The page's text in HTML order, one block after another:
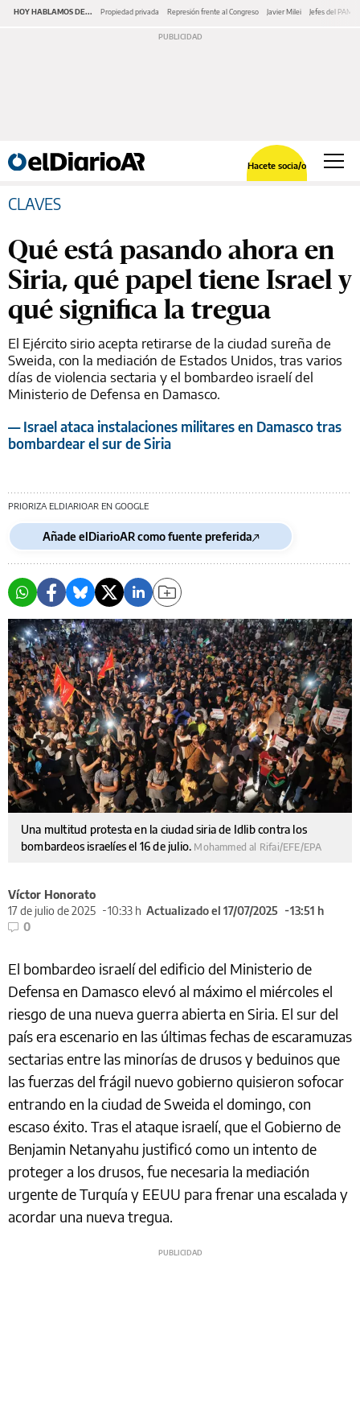
HOY HABLAMOS DE... Propiedad privada Represión frente al Congreso Javier Milei Jefes del PAMI
Hacete socia/o
CLAVES
Qué está pasando ahora en
Siria, qué papel tiene Israel y
qué significa la tregua
El Ejército sirio acepta retirarse de la ciudad sureña de
Sweida, con la mediación de Estados Unidos, tras varios
días de violencia sectaria y el bombardeo israelí del
Ministerio de Defensa en Damasco.
— Israel ataca instalaciones militares en Damasco tras
bombardear el sur de Siria
PRIORIZA ELDIARIOAR EN GOOGLE
Añade elDiarioAR como fuente preferida
Una multitud protesta en la ciudad siria de Idlib contra los
bombardeos israelíes el 16 de julio. Mohammed al Rifai/EFE/EPA
Víctor Honorato
17 de julio de 2025
10:33 h Actualizado el 17/07/2025
13:51 h
0
El bombardeo israelí del edificio del Ministerio de
Defensa en Damasco elevó al máximo el miércoles el
riesgo de una nueva guerra abierta en Siria. El sur del
país era escenario en las últimas fechas de escaramuzas
sectarias entre las minorías de drusos y beduinos que
las fuerzas del frágil nuevo gobierno quisieron sofocar
entrando en la ciudad de Sweida el domingo, con
escaso éxito. Tras el ataque israelí, que el Gobierno de
Benjamin Netanyahu justificó como un intento de
proteger a los drusos, fue necesaria la mediación
urgente de Turquía y EEUU para frenar una escalada y
acordar una nueva tregua.